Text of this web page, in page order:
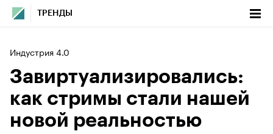
ТРЕНДЫ
Индустрия 4.0
Завиртуализировались:
как стримы стали нашей
новой реальностью